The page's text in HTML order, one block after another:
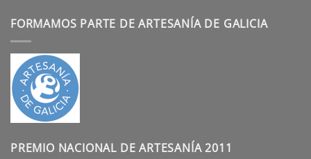
FORMAMOS PARTE DE ARTESANÍA DE GALICIA
PREMIO NACIONAL DE ARTESANÍA 2011